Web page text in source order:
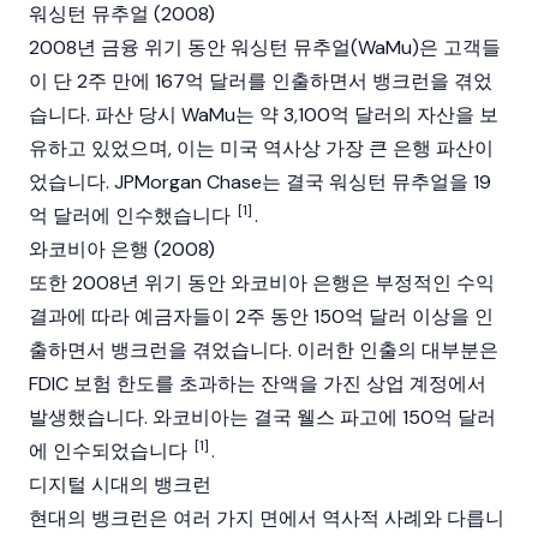
워싱턴 뮤추얼 (2008)
2008년 금융 위기 동안 워싱턴 뮤추얼(WaMu)은 고객들
이 단 2주 만에 167억 달러를 인출하면서 뱅크런을 겪었
습니다. 파산 당시 WaMu는 약 3,100억 달러의 자산을 보
유하고 있었으며, 이는 미국 역사상 가장 큰 은행 파산이
었습니다. JPMorgan Chase는 결국 워싱턴 뮤추얼을 19
억 달러에 인수했습니다 [1].
와코비아 은행 (2008)
또한 2008년 위기 동안 와코비아 은행은 부정적인 수익
결과에 따라 예금자들이 2주 동안 150억 달러 이상을 인
출하면서 뱅크런을 겪었습니다. 이러한 인출의 대부분은
FDIC 보험 한도를 초과하는 잔액을 가진 상업 계정에서
발생했습니다. 와코비아는 결국 웰스 파고에 150억 달러
에 인수되었습니다 [1].
디지털 시대의 뱅크런
현대의 뱅크런은 여러 가지 면에서 역사적 사례와 다릅니